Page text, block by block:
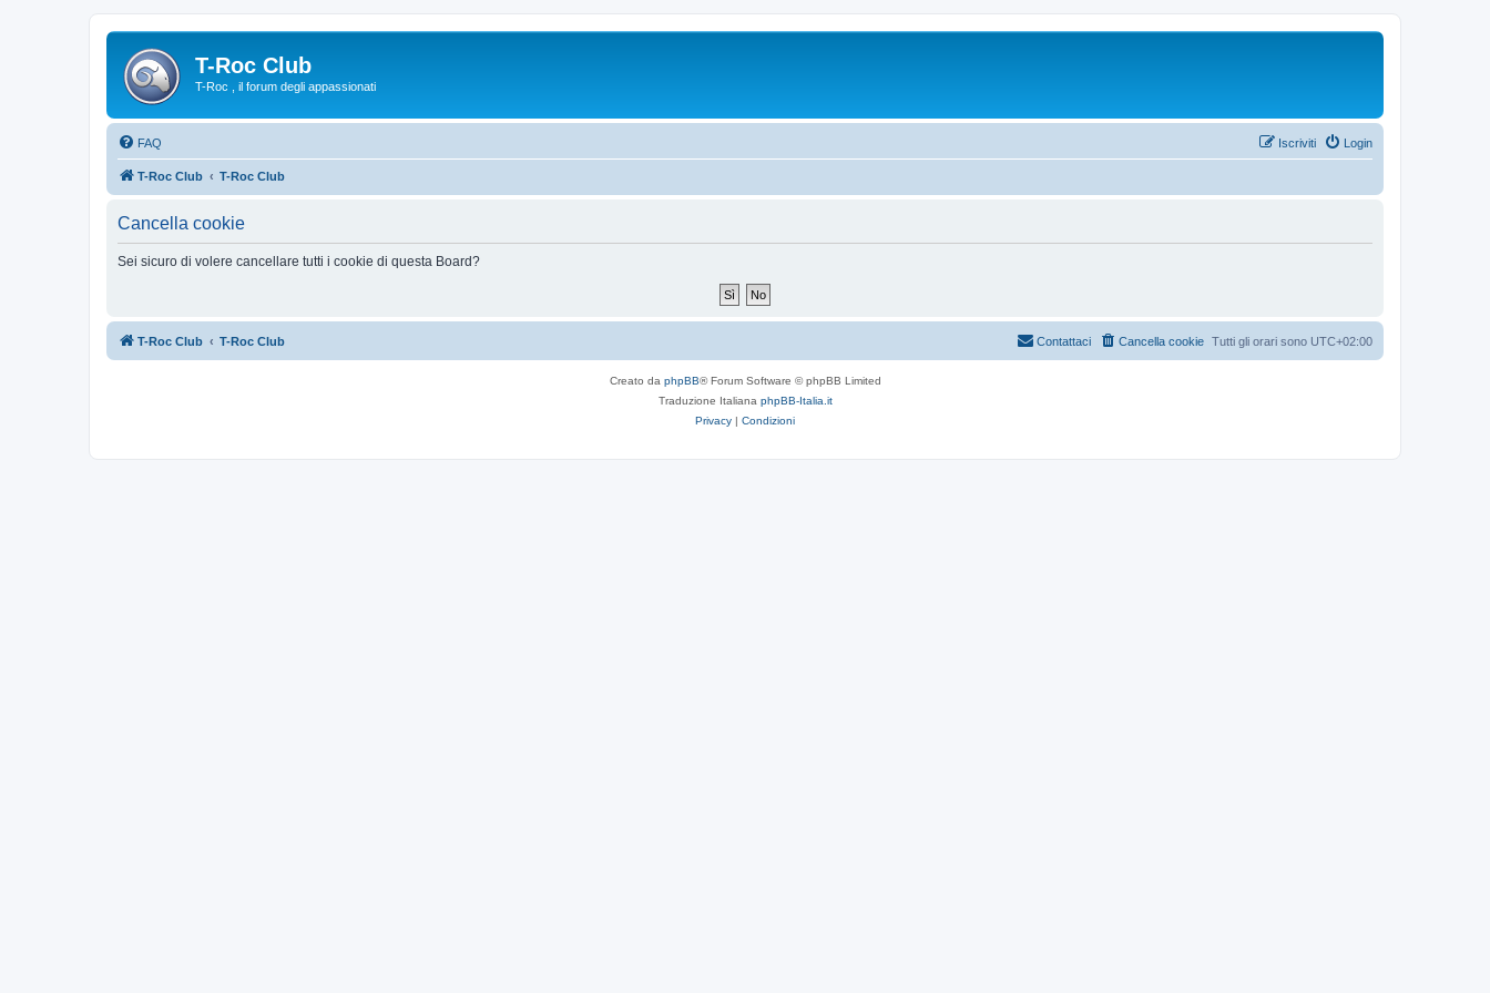
T-Roc Club
T-Roc , il forum degli appassionati
FAQ Login
Iscriviti
T-Roc Club T-Roc Club
Cancella cookie
Sei sicuro di volere cancellare tutti i cookie di questa Board?
T-Roc Club T-Roc Club Tutti gli orari sono UTC+02:00
Cancella cookie
Contattaci
Creato da phpBB® Forum Software © phpBB Limited
Traduzione Italiana phpBB-Italia.it
Privacy | Condizioni